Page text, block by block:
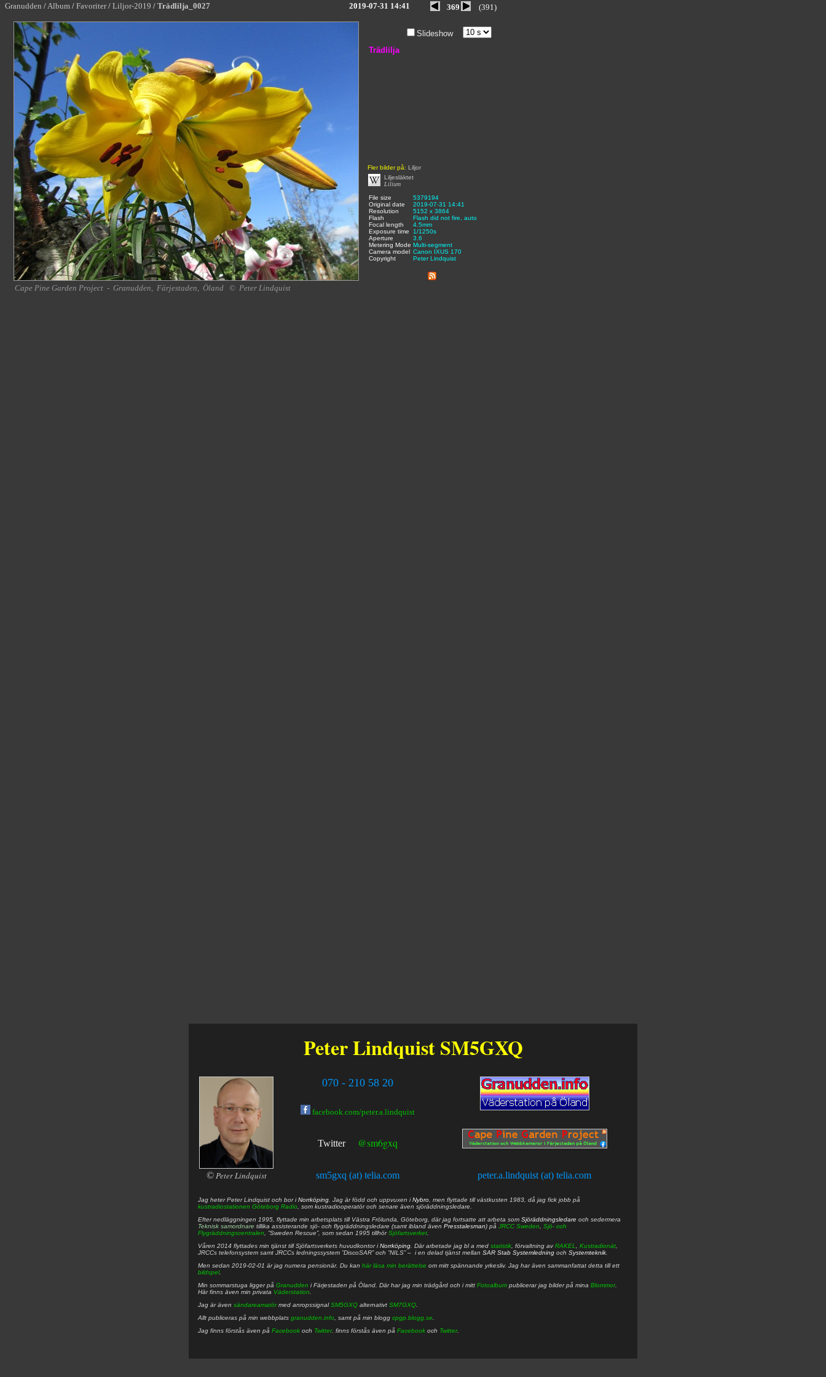
Granudden /Album / Favoriter / Liljor-2019 / Trädlilja_0027 2019-07-31 14:41 369 (391)
Slideshow
Trädlilja
Fler bilder på: Liljor
Liljesläktet
Lilium
File size
5379194
Original date
2019-07-31 14:41
Resolution
5152 x 3864
Flash
Flash did not fire, auto
Focal length
4.5mm
Exposure time
1/1250s
Aperture
3.6
Metering Mode Multi-segment
Camera model Canon IXUS 170
Copyright
Peter Lindquist
Cape Pine Garden Project - Granudden, Färjestaden, Öland © Peter Lindquist
Peter Lindquist SM5GXQ
© Peter Lindquist
070 - 210 58 20
facebook.com/peter.a.lindquist
Twitter @sm6gxq
sm5gxq (at) telia.com peter.a.lindquist (at) telia.com
Jag heterPeter Lindquist och bor iNorrköping . Jag är född och uppvuxen iNybro , men flyttade till västkusten 1983, då jag fick jobb på
kustradiostationen Göteborg Radio , som kustradiooperatör och senare även sjöräddningsledare.
Efter nedläggningen 1995, flyttade min arbetsplats till Västra Frölunda, Göteborg, där jag fortsatte att arbeta som Sjöräddningsledare och sedermera
Teknisk samordnare tillika assisterande sjö- och flygräddningsledare (samt ibland även Presstalesman) på JRCC Sweden
Sjö- och
Flygräddningscentralen , ”Sweden Rescue”, som sedan 1995 tillhörSjöfartsverket
Våren 2014 flyttades min tjänst till Sjöfartsverkets huvudkontor iNorrköping . Där arbetade jag bl a med statistik , förvaltning avRAKEL Kustradionät
JRCCs telefonsystem samt JRCCs ledningssystem ”DiscoSAR” och ”NILS” – i en delad tjänst mellan SAR Stab Systemledning och Systemteknik
Men sedan 2019-02-01 är jag numera pensionär. Du kan här läsa min berättelse om mitt spännande yrkesliv. Jag har även sammanfattat detta till ett
bildspel.
Min sommarstuga ligger på Granudden i Färjestaden på Öland. Där har jag min trädgård och i mitt Fotoalbum publicerar jag bilder på mina Blommor.
Här finns även min privata Väderstation
Jag är även sändareamatörmed anropssignalSM5GXQ alternativt SM7GXQ
Allt publiceras på min webbplats granudden.info , samt på min blogg cpgp.blogg.se
Jag finns förstås även på Facebook och Twitter. finns förstås även på Facebook och Twitter.